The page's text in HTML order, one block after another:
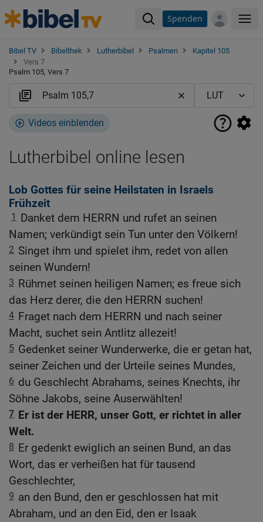
Spenden
Bibel TV Bibelthek Lutherbibel Psalmen
Kapitel 105
Vers 7
Psalm 105, Vers 7
Videos einblenden
Lutherbibel online lesen
Lob Gottes für seine Heilstaten in Israels
Frühzeit
1
Danket dem HERRN und rufet an seinen
Namen; verkündigt sein Tun unter den Völkern!
2 Singet ihm und spielet ihm, redet von allen
seinen Wundern!
3 Rühmet seinen heiligen Namen; es freue sich
das Herz derer, die den HERRN suchen!
4 Fraget nach dem HERRN und nach seiner
Macht, suchet sein Antlitz allezeit!
5 Gedenket seiner Wunderwerke, die er getan hat,
seiner Zeichen und der Urteile seines Mundes,
6 du Geschlecht Abrahams, seines Knechts, ihr
Söhne Jakobs, seine Auserwählten!
7 Er ist der HERR, unser Gott, er richtet in aller
Welt.
8 Er gedenkt ewiglich an seinen Bund, an das
Wort, das er verheißen hat für tausend
Geschlechter,
9 an den Bund, den er geschlossen hat mit
Abraham, und an den Eid, den er Isaak